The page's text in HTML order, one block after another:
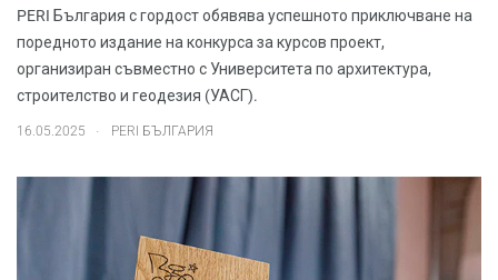
PERI България с гордост обявява успешното приключване на
поредното издание на конкурса за курсов проект,
организиран съвместно с Университета по архитектура,
строителство и геодезия (УАСГ).
16.05.2025 . PERI БЪЛГАРИЯ